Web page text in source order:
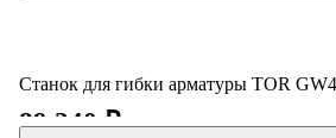
Станок для гибки арматуры TOR
89 240 ₽